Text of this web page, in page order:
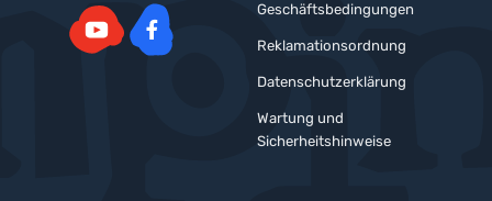
Geschäftsbedingungen
Reklamationsordnung
Datenschutzerklärung
Wartung und
Sicherheitshinweise